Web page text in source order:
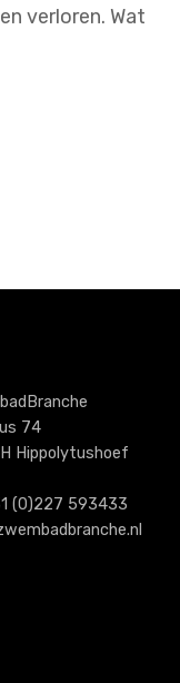
verloren. Wat
74
Hippolytushoef
(0)227 593433